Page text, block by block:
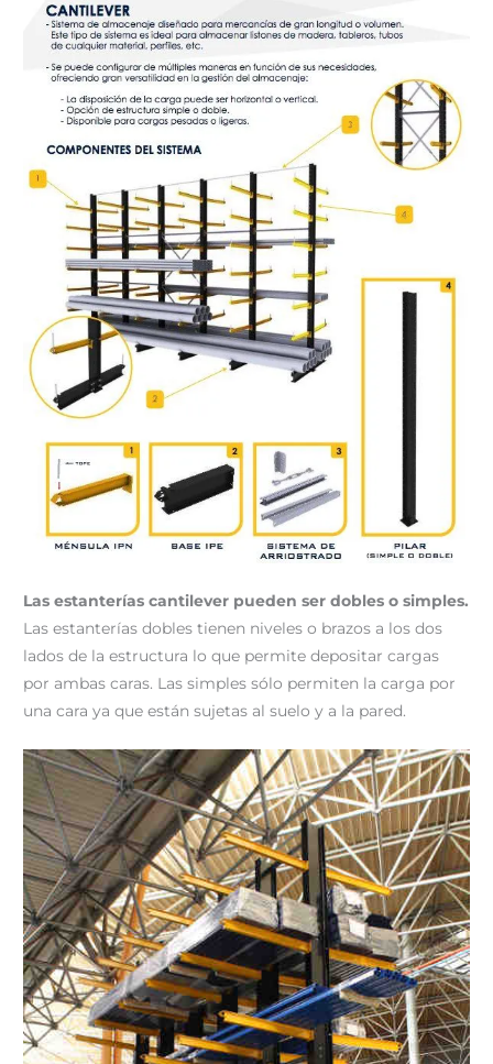
Las estanterías cantilever pueden ser dobles o simples.
Las estanterías dobles tienen niveles o brazos a los dos
lados de la estructura lo que permite depositar cargas
por ambas caras. Las simples sólo permiten la carga por
una cara ya que están sujetas al suelo y a la pared.